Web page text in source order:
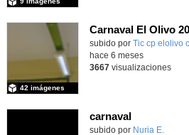
Carnaval El Olivo
subido por Tic cp elolivo
42 imágenes
hace 6 meses
3667visualizaciones
carnaval
Contenido educativo.
subido por Nuria E.